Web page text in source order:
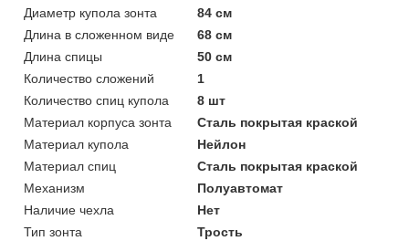
Диаметр купола зонта
84 см
Длина в сложенном виде
68 см
Длина спицы
50 см
Количество сложений
1
Количество спиц купола
8 шт
Материал корпуса зонта
Сталь покрытая краской
Материал купола
Нейлон
Материал спиц
Сталь покрытая краской
Механизм
Полуавтомат
Наличие чехла
Нет
Тип зонта
Трость